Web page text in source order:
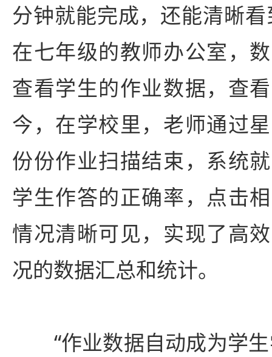
分钟就能完成，还能清晰
在七年级的教师办公室，
查看学生的作业数据，查
今，在学校里，老师通过
份份作业扫描结束，系统
学生作答的正确率，点击
情况清晰可见，实现了高
况的数据汇总和统计。
“作业数据自动成为学生